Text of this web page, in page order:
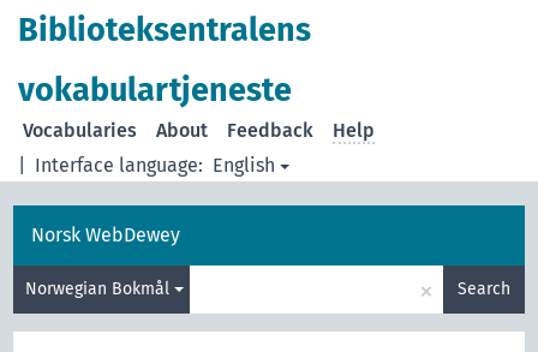
Biblioteksentralens
vokabulartjeneste
Interface language: English
Vocabularies About Feedback Help
Norsk WebDewey
Norwegian Bokmål × Search